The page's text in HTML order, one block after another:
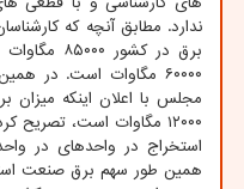
ندارد. مطابق آنچه که
برق در
۶۰۰۰۰ مگاوات است. در
مجلس با اعلان اینکه
۱۲۰۰۰ مگاوات است،
همین طور سهم برق صنعت